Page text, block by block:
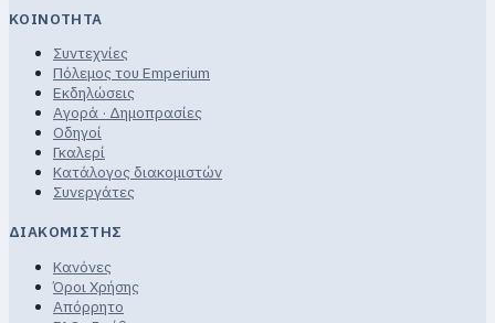
ΚΟΙΝΌΤΗΤΑ
Συντεχνίες
Πόλεμος του Emperium
Εκδηλώσεις
Αγορά · Δημοπρασίες
Οδηγοί
Γκαλερί
Κατάλογος διακομιστών
Συνεργάτες
ΔΙΑΚΟΜΙΣΤΉΣ
Κανόνες
Όροι Χρήσης
Απόρρητο